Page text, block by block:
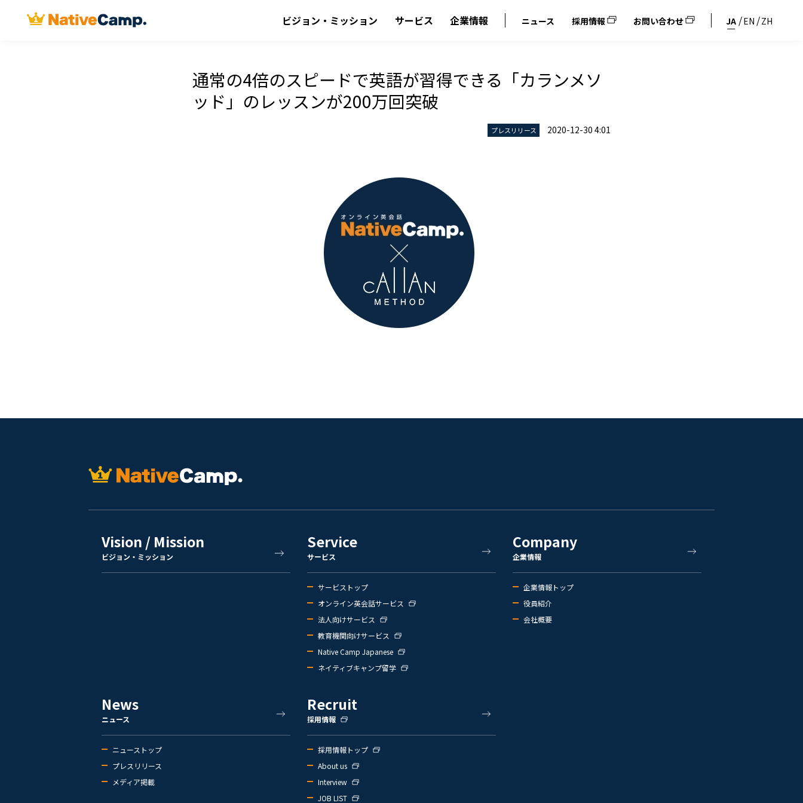
ビジョン・ミッション サービス 企業情報 ニュース 採用情報 お問い合わせ JA EN ZH
通常の4倍のスピードで英語が習得できる「カランメソ
ッド」のレッスンが200万回突破
プレスリリース 2020-12-30 4:01
Vision / Mission
ビジョン・ミッション
Service
サービス
サービストップ
オンライン英会話サービス
法人向けサービス
教育機関向けサービス
Native Camp Japanese
ネイティブキャンプ留学
Company
企業情報
企業情報トップ
役員紹介
会社概要
News
ニュース
ニューストップ
プレスリリース
メディア掲載
Recruit
採用情報
採用情報トップ
About us
Interview
JOB LIST